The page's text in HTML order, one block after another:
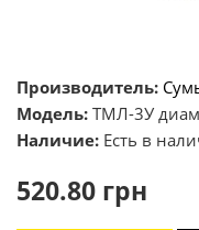
Производитель:
Модель: ТМЛ-3У
Наличие: Есть в
520.80 грн